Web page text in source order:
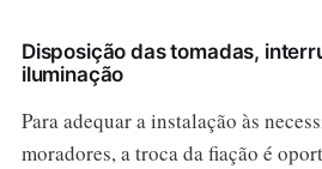
Disposição das tomadas,
iluminação
Para adequar a instalação às
moradores, a troca da fiação é